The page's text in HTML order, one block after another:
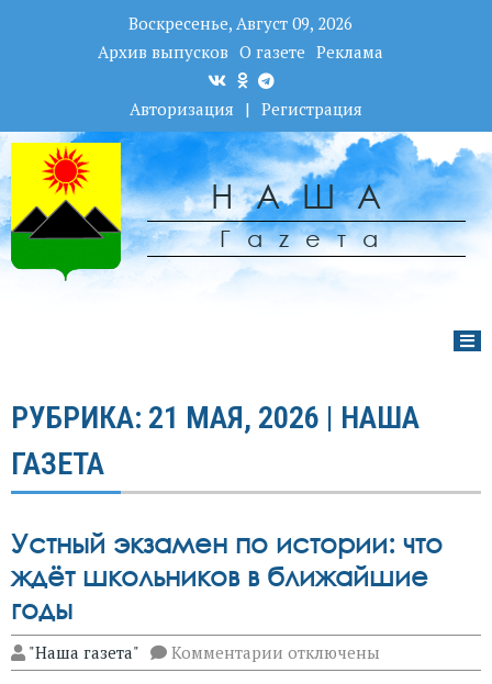
Воскресенье, Август 09, 2026
Архив выпусков О газете Реклама
Авторизация | Регистрация
НАША
Гаzета
РУБРИКА: 21 МАЯ, 2026 | НАША
ГАЗЕТА
Устный экзамен по истории: что
ждёт школьников в ближайшие
годы
"Наша газета" Комментарии к
записи
отключены